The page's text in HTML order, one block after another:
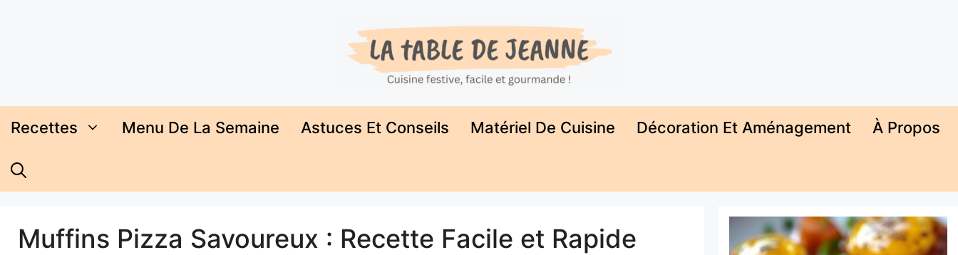
Recettes Menu De La Semaine Astuces Et Conseils Matériel De Cuisine Décoration Et Aménagement À Propos
Muffins Pizza Savoureux : Recette Facile et Rapide